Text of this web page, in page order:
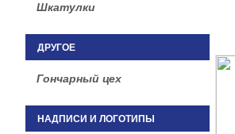
Шкатулки
ДРУГОЕ
Гончарный цех
НАДПИСИ И ЛОГОТИПЫ